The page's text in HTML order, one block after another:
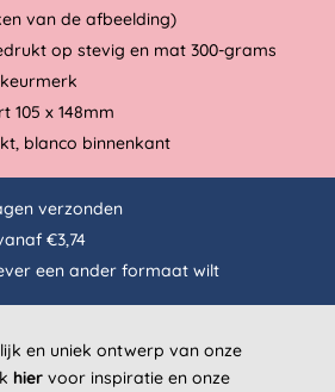
van de afbeelding)
op stevig en mat 300-grams
105 x 148mm
blanco binnenkant
verzonden
€3,74
een ander formaat wilt
en uniek ontwerp van onze
hiervoor inspiratie en onze